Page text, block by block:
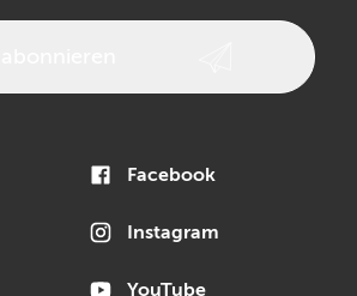
Facebook
Instagram
YouTube